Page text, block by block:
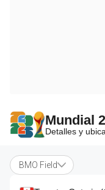
Mundial
Detalles y
BMO Field